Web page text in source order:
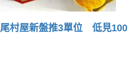
尾村屋新盤推3單位 低見100